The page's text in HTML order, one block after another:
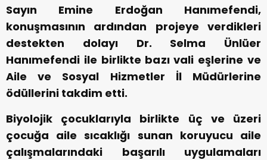
Sayın Emine Erdoğan Hanımefendi,
konuşmasının ardından projeye verdikleri
destekten dolayı Dr. Selma Ünlüer
Hanımefendi ile birlikte bazı vali eşlerine ve
Aile ve Sosyal Hizmetler İl Müdürlerine
ödüllerini takdim etti.
Biyolojik çocuklarıyla birlikte üç ve üzeri
çocuğa aile sıcaklığı sunan koruyucu aile
çalışmalarındaki başarılı uygulamaları